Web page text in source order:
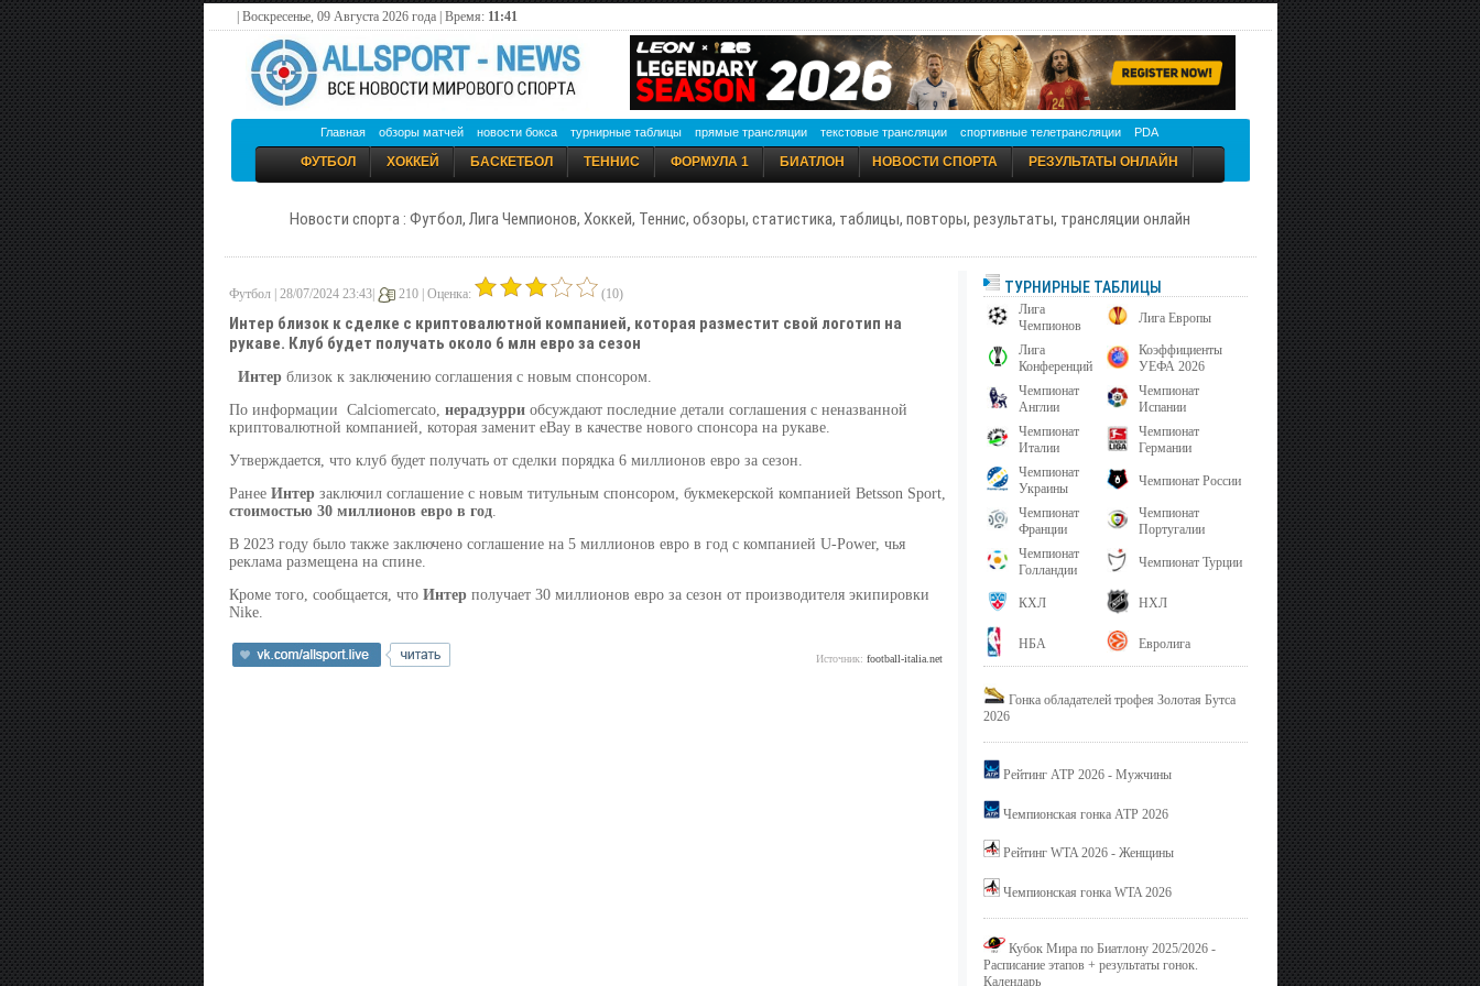
| Воскресенье, 09 Августа 2026 года | Время: 11:41
Главная обзоры матчей новости бокса турнирные таблицы прямые трансляции текстовые трансляции спортивные телетрансляции PDA
ФУТБОЛ ХОККЕЙ БАСКЕТБОЛ ТЕННИС ФОРМУЛА 1 БИАТЛОН НОВОСТИ СПОРТА РЕЗУЛЬТАТЫ ОНЛАЙН
Новости спорта : Футбол, Лига Чемпионов, Хоккей, Теннис, обзоры, статистика, таблицы, повторы, результаты, трансляции онлайн
Футбол | 28/07/2024 23:43| 210 | Оценка: (10)
Интер близок к сделке с криптовалютной компанией, которая разместит свой логотип на
рукаве. Клуб будет получать около 6 млн евро за сезон
Интерблизок к заключению соглашения с новым спонсором.
По информации Calciomercato, нерадзурриобсуждают последние детали соглашения с неназванной
криптовалютной компанией, которая заменит eBay в качестве нового спонсора на рукаве.
Утверждается, что клуб будет получать от сделки порядка 6 миллионов евро за сезон.
Ранее Интерзаключил соглашение с новым титульным спонсором, букмекерской компанией Betsson Sport,
стоимостью 30 миллионов евро в год.
В 2023 году было также заключено соглашение на 5 миллионов евро в год с компанией U-Power, чья
реклама размещена на спине.
Кроме того, сообщается, что Интерполучает 30 миллионов евро за сезон от производителя экипировки
Nike.
Источник: football-italia.net
ТУРНИРНЫЕ ТАБЛИЦЫ
Лига
Чемпионов
Лига Европы
Лига
Конференций
Коэффициенты
УЕФА 2026
Чемпионат
Англии
Чемпионат
Испании
Чемпионат
Италии
Чемпионат
Германии
Чемпионат
Украины
Чемпионат России
Чемпионат
Франции
Чемпионат
Португалии
Чемпионат
Голландии
Чемпионат Турции
КХЛ НХЛ
НБА Евролига
Гонка обладателей трофея Золотая Бутса
2026
Рейтинг ATP 2026 - Мужчины
Чемпионская гонка ATP 2026
Рейтинг WTA 2026 - Женщины
Чемпионская гонка WTA 2026
Кубок Мира по Биатлону 2025/2026 -
Расписание этапов + результаты гонок.
Календарь